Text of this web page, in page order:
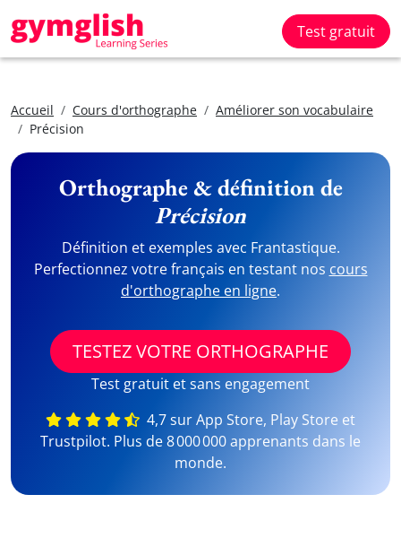
Test gratuit
Accueil Cours d'orthographe
Améliorer son vocabulaire
Précision
Orthographe & définition de
Précision
Définition et exemples avec Frantastique.
Perfectionnez votre français en testant nos cours
d'orthographe en ligne.
TESTEZ VOTRE ORTHOGRAPHE
Test gratuit et sans engagement
4,7 sur App Store, Play Store et
Trustpilot. Plus de 8 000 000 apprenants dans le
monde.